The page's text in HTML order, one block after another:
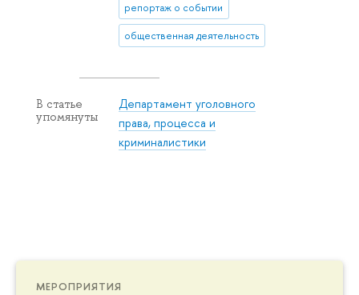
МЕРОПРИЯТИЯ
репортаж о событии
общественная деятельность
В статье
упомянуты
Департамент уголовного
права, процесса и
криминалистики